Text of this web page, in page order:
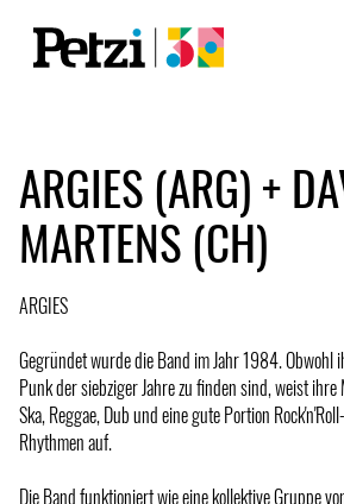
ARGIES (ARG) +
MARTENS (CH)
ARGIES
Gegründet wurde die Band im Jahr 1984. Obwohl
Punk der siebziger Jahre zu finden sind, weist
Ska, Reggae, Dub und eine gute Portion
Rhythmen auf.
Die Band funktioniert wie eine kollektive Gruppe